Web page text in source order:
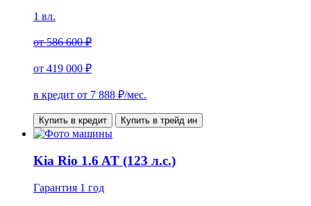
1 вл.
от586 600 ₽
от 419 000 ₽
в кредит от 7 888 ₽/мес.
Купить в кредит Купить в трейд ин
Kia Rio 1.6 AT (123 л.с.)
Гарантия 1 год